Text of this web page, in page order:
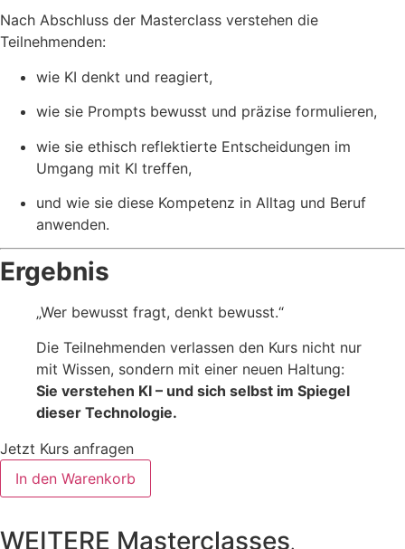
Nach Abschluss der Masterclass verstehen die
Teilnehmenden:
wie KI denkt und reagiert,
wie sie Prompts bewusst und präzise formulieren,
wie sie ethisch reflektierte Entscheidungen im
Umgang mit KI treffen,
und wie sie diese Kompetenz in Alltag und Beruf
anwenden.
Ergebnis
„Wer bewusst fragt, denkt bewusst.“
Die Teilnehmenden verlassen den Kurs nicht nur
mit Wissen, sondern mit einer neuen Haltung:
Sie verstehen KI – und sich selbst im Spiegel
dieser Technologie.
Jetzt Kurs anfragen
KI
verstehen.
So
präzise
In den Warenkorb
WEITERE Masterclasses.